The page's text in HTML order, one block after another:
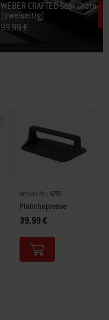
WEBER CRAFTED Sear Grate
(zweiseitig)​
99,99 €
Artikel-Nr.: 6785
Planchapresse
39,99 €